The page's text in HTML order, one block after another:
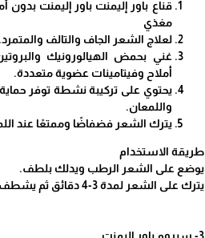
قناع باور إليمنت باور إليمنت بدون
مغذي
لعلاج الشعر الجاف والتالف والمتمرد.
غني بحمض الهيالورونيك
أملاح وفيتامينات عضوية متعددة.
يحتوي على تركيبة نشطة توفر
واللمعان.
يترك الشعر فضفاضًا وممتعًا عند
طريقة الاستخدام
يوضع على الشعر الرطب ويدلك بلطف.
يترك على الشعر لمدة 3-4 دقائق ثم يشطف جيداً.
3- سيروم باور اليمنت